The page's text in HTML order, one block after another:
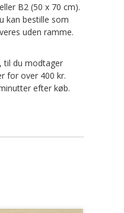
B2 (50 x 70 cm).
kan bestille som
uden ramme.
til du modtager
for over 400 kr.
efter køb.